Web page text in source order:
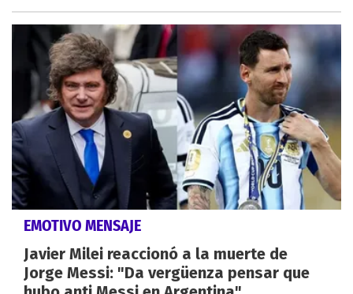
EMOTIVO MENSAJE
Javier Milei reaccionó a la muerte de
Jorge Messi: "Da vergüenza pensar que